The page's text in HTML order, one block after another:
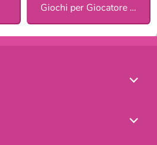
Giochi per Giocatore Singolo